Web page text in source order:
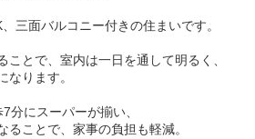
三面バルコニー付きの住まいです。
ことで、室内は一日を通して明るく、
なります。
分にスーパーが揃い、
ることで、家事の負担も軽減。